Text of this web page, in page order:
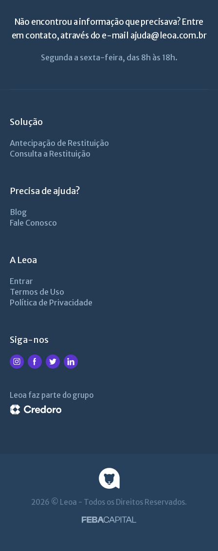
Não encontrou a informação que precisava? Entre
em contato, através do e-mail ajuda@leoa.com.br
Segunda a sexta-feira, das 8h às 18h.
Solução
Antecipação de Restituição
Consulta a Restituição
Precisa de ajuda?
Blog
Fale Conosco
A Leoa
Entrar
Termos de Uso
Política de Privacidade
Siga-nos
Leoa faz parte do grupo
2026 © Leoa - Todos os Direitos Reservados.